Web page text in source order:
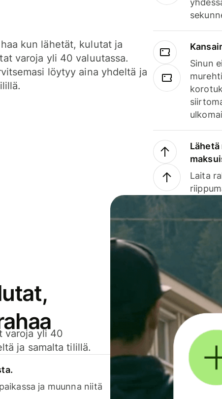
kun lähetät, kulutat ja
varoja yli 40 valuutassa.
löytyy aina yhdeltä ja
Sinun
Lähetä
Laita
varoja yli 40
ja samalta tilillä.
ja muunna niitä